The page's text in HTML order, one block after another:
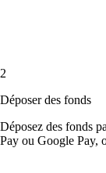
2
Déposer des fonds
Déposez des fonds
Pay ou Google Pay,